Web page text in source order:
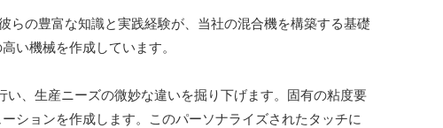
の豊富な知識と実践経験が、当社の混合機を構築する基礎
い機械を作成しています。
、生産ニーズの微妙な違いを掘り下げます。固有の粘度要
ションを作成します。このパーソナライズされたタッチに